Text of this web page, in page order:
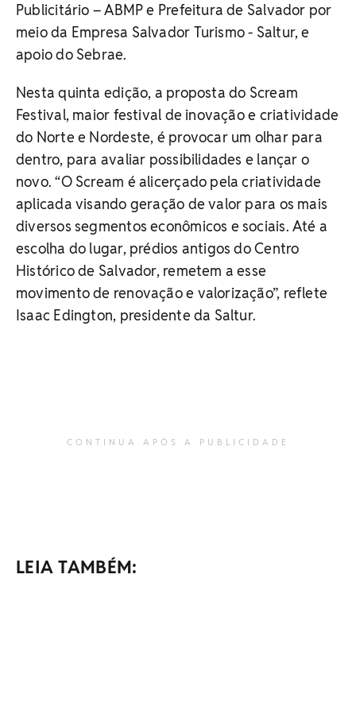
Publicitário – ABMP e Prefeitura de Salvador por
meio da Empresa Salvador Turismo - Saltur, e
apoio do Sebrae.
Nesta quinta edição, a proposta do Scream
Festival, maior festival de inovação e criatividade
do Norte e Nordeste, é provocar um olhar para
dentro, para avaliar possibilidades e lançar o
novo. “O Scream é alicerçado pela criatividade
aplicada visando geração de valor para os mais
diversos segmentos econômicos e sociais. Até a
escolha do lugar, prédios antigos do Centro
Histórico de Salvador, remetem a esse
movimento de renovação e valorização”, reflete
Isaac Edington, presidente da Saltur.
CONTINUA APÓS A PUBLICIDADE
LEIA TAMBÉM: